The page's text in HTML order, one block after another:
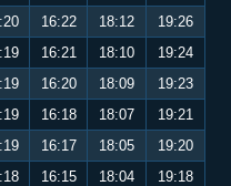
16:22 18:12
19:26
16:21 18:10
19:24
16:20 18:09
19:23
16:18 18:07
19:21
16:17 18:05
19:20
16:15 18:04
19:18